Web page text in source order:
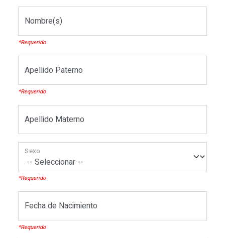
Nombre(s)
*Requerido
Apellido Paterno
*Requerido
Apellido Materno
Sexo
*Requerido
Fecha de Nacimiento
*Requerido